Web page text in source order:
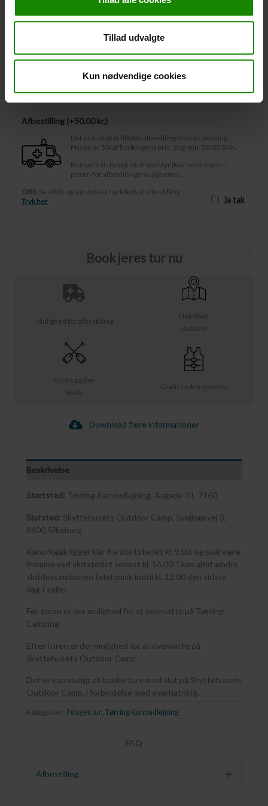
Tillad udvalgte
Kun nødvendige cookies
Gratis redningsveste
Gratis padler
til alle
Fleksibelt
slutsted
Mulighed for afbestilling
Download flere informationer
Beskrivelse
Startsted: Tørring Kanoudlejning, Aagade 31, 7160
Slutsted: Skyttehusets Outdoor Camp, Svejbækvej 3,
8600 Silkeborg
Kano/kajak ligger klar fra startstedet kl. 9.00, og skal være
fremme ved slutstedet senest kl. 16.00. I kan altid ændre
slutdestinationen telefonisk indtil kl. 12.00 den sidste
dag I sejler.
Før turen er der mulighed for at overnatte på Tørring
Camping.
Efter turen er der mulighed for at overnatte på
Skyttehusets Outdoor Camp.
Det er kun muligt at booke ture med slut på Skyttehusets
Outdoor Camp, i forbindelse med overnatning.
Kategorier: 7 dages tur Tørring Kanoudlejning
FAQ
Afbestilling Udvid
20,00 kr.)
Vandtæt, letvægtsmateriale, onesize – Der kan ikke
- +
Afbestilling
Afbestilling ( 50,00 kr.)
Det er muligt at tilkøbe afbestiling til jeres booking.
Prisen er 5% af bookingens pris, dog min. 50,00 DKK.
Bemærk at tilvalgt ekstraudstyr ikke medregnes i
prisen for afbestillingsmuligheden.
OBS: Se vilkår og tidsfrister for tilkøb af afbestilling
Tryk her
Ja tak
Book jeres tur nu